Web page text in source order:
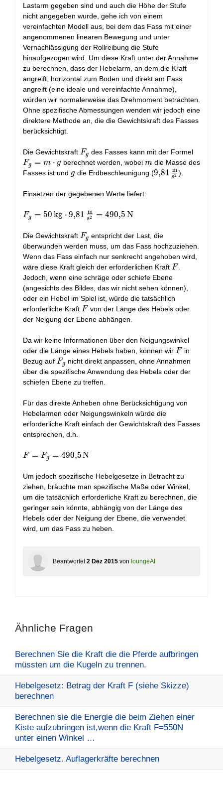
Lastarm gegeben sind und auch die Höhe der Stufe
nicht angegeben wurde, gehe ich von einem
vereinfachten Modell aus, bei dem das Fass mit einer
angenommenen linearen Bewegung und unter
Vernachlässigung der Rollreibung die Stufe
hinaufgezogen wird. Um diese Kraft unter der Annahme
zu berechnen, dass der Hebelarm, an dem die Kraft
angreift, horizontal zum Boden und direkt am Fass
angreift (eine ideale und vereinfachte Annahme),
würden wir normalerweise das Drehmoment betrachten.
Ohne spezifische Abmessungen wenden wir jedoch eine
direktere Methode an, die die Gewichtskraft des Fasses
berücksichtigt.
Die Gewichtskraft F_g
Fg des Fasses kann mit der Formel
= m
Fg = m ⋅ g berechnet werden, wobei m
mdie Masse des
Fasses ist und g
g die Erdbeschleunigung (9,81 \,
9,81 s2
m ).
Einsetzen der gegebenen Werte liefert:
F_g = 50\,
\cdot 9,81\,
\mathrm{\frac{m}
{s^2}} = 490,5\,
\mathrm{N}
Fg = 50 kg ⋅ 9,81 s2
m = 490,5 N
Die Gewichtskraft F_g
Fg entspricht der Last, die
überwunden werden muss, um das Fass hochzuziehen.
Wenn das Fass einfach nur senkrecht angehoben wird,
wäre diese Kraft gleich der erforderlichen Kraft F
F
Jedoch, wenn eine schräge oder schiefe Ebene
(angesichts des Bildes, das wir nicht sehen können),
oder ein Hebel im Spiel ist, würde die tatsächlich
erforderliche Kraft F
F von der Länge des Hebels oder
der Neigung der Ebene abhängen.
Da wir keine Informationen über den Neigungswinkel
oder die Länge eines Hebels haben, können wir F
F in
Bezug auf F_g
Fg nicht direkt anpassen, ohne Annahmen
über die spezifische Anwendung des Hebels oder der
schiefen Ebene zu treffen.
Für das direkte Anheben ohne Berücksichtigung von
Hebelarmen oder Neigungswinkeln würde die
erforderliche Kraft einfach der Gewichtskraft des Fasses
entsprechen, d.h.
F = F_g =
\mathrm{N}
F = Fg = 490,5N
Um jedoch spezifische Hebelgesetze in Betracht zu
ziehen, bräuchte man spezifische Maße oder Winkel,
um die tatsächlich erforderliche Kraft zu berechnen, die
geringer sein könnte, abhängig von der Länge des
Hebels oder der Neigung der Ebene, die verwendet
wird, um das Fass zu heben.
Beantwortet 2 Dez 2015 von loungeAI
Ähnliche Fragen
Berechnen Sie die Kraft die die Pferde aufbringen
müssten um die Kugeln zu trennen.
Hebelgesetz: Betrag der Kraft F (siehe Skizze)
berechnen
Berechnen sie die Energie die beim Ziehen einer
Kiste aufzubringen ist,wenn die Kraft F=550N
unter einen Winkel …
Hebelgesetz. Auflagerkräfte berechnen